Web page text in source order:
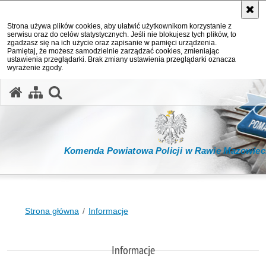
Strona używa plików cookies, aby ułatwić użytkownikom korzystanie z
serwisu oraz do celów statystycznych. Jeśli nie blokujesz tych plików, to
zgadzasz się na ich użycie oraz zapisanie w pamięci urządzenia.
Pamiętaj, że możesz samodzielnie zarządzać cookies, zmieniając
ustawienia przeglądarki. Brak zmiany ustawienia przeglądarki oznacza
wyrażenie zgody.
Komenda Powiatowa Policji w Rawie
Strona główna Informacje
Informacje